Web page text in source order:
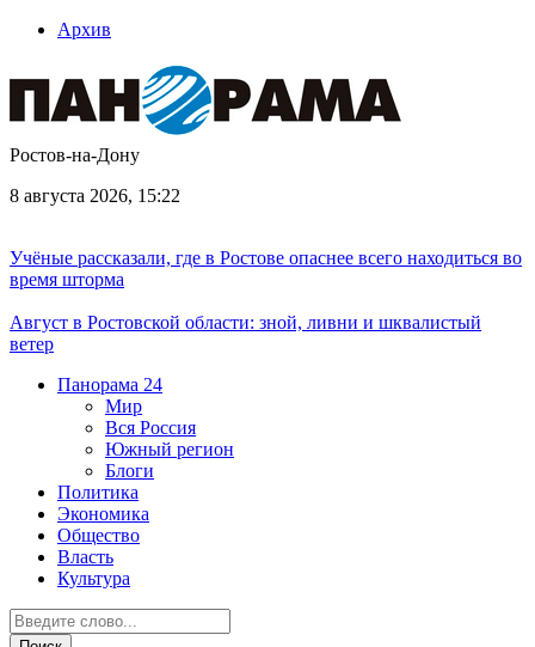
Архив
Ростов-на-Дону
8 августа 2026, 15:22
Учёные рассказали, где в Ростове опаснее всего находиться во
время шторма
Август в Ростовской области: зной, ливни и шквалистый
ветер
Панорама 24
Мир
Вся Россия
Южный регион
Блоги
Политика
Экономика
Общество
Власть
Культура